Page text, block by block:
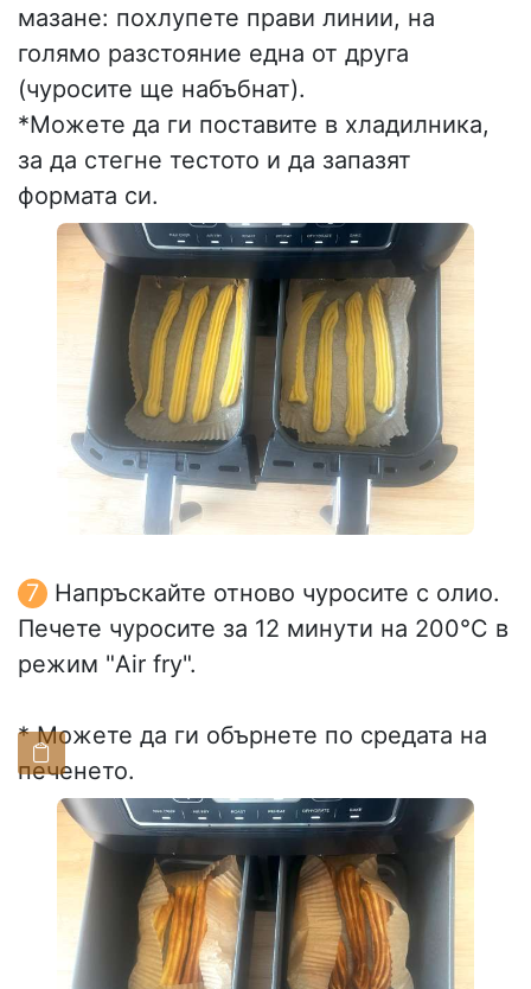
мазане: похлупете прави линии, на
голямо разстояние една от друга
(чуросите ще набъбнат).
*Можете да ги поставите в хладилника,
за да стегне тестото и да запазят
формата си.
Напръскайте отново чуросите с олио.
Печете чуросите за 12 минути на 200°C в
режим "Air fry".
* Можете да ги обърнете по средата на
печенето.